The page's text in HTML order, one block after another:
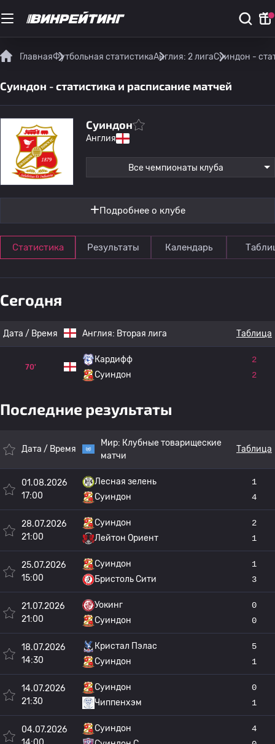
ГлавнаяФутбольная статистикаАнглия: 2 лигаСуиндон -
Суиндон - статистика и расписание матчей
Суиндон
Англия
Все чемпионаты клуба
Подробнее о клубе
Статистика Результаты Календарь
Сегодня
Дата / Время Англия: Вторая лига Таблица
70'
Кардифф
Суиндон
2
2
Последние результаты
Дата / Время
Мир: Клубные товарищеские
матчи
Таблица
01.08.2026
17:00
Лесная зелень
Суиндон
1
4
28.07.2026
21:00
Суиндон
Лейтон Ориент
2
1
25.07.2026
15:00
Суиндон
Бристоль Сити
1
3
21.07.2026
21:00
Уокинг
Суиндон
0
0
18.07.2026
14:30
Кристал Пэлас
Суиндон
5
1
14.07.2026
21:30
Суиндон
Чиппенхэм
0
1
04.07.2026
Суиндон
4